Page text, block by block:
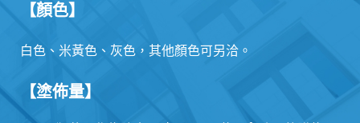
【顏色】
白色、米黃色、灰色，其他顏色可另洽。
【塗佈量】